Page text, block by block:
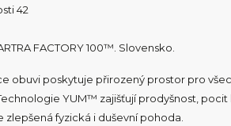
42
FACTORY 100™. Slovensko.
obuvi poskytuje přirozený prostor pro
YUM™ zajišťují prodyšnost,
zlepšená fyzická i duševní pohoda.